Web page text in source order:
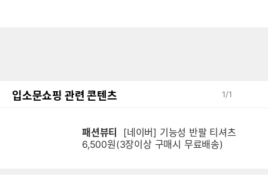
입소문쇼핑 관련 콘텐츠 1/1
패션뷰티
6,500원(3장이상 구매시 무료배송)